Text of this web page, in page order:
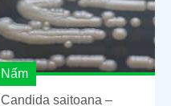
Nấm
Candida saitoana –